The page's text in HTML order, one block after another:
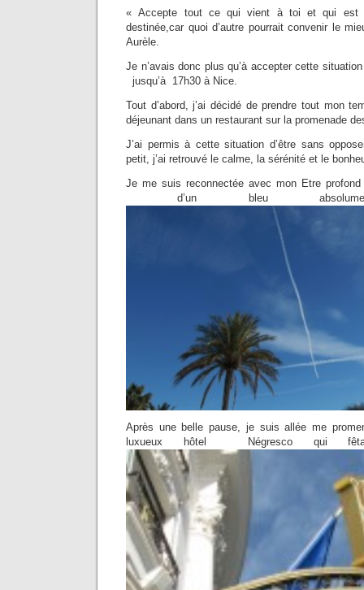
« Accepte tout ce qui vient à toi et qui est
destinée,car quoi d’autre pourrait convenir le
Aurèle.
Je n’avais donc plus qu’à accepter cette
jusqu’à 17h30 à Nice.
Tout d’abord, j’ai décidé de prendre tout mon
déjeunant dans un restaurant sur la promenade
J’ai permis à cette situation d’être sans
petit, j’ai retrouvé le calme, la sérénité et le
Je me suis reconnectée avec mon Etre
d’un bleu absolument
Après une belle pause, je suis allée me
luxueux hôtel Négresco qui